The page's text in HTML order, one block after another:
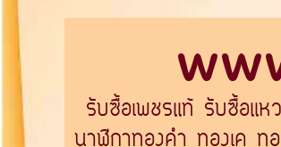
รับซื้อเพชรแท้ รับซื้อแห